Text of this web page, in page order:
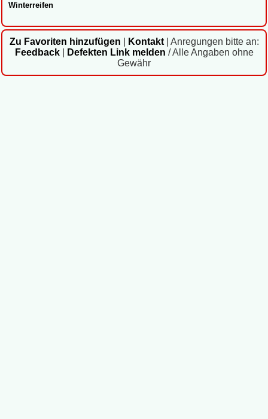
Winterreifen
Zu Favoriten hinzufügen Kontakt| Anregungen bitte an:
Feedback| Defekten Link melden / Alle Angaben ohne
Gewähr